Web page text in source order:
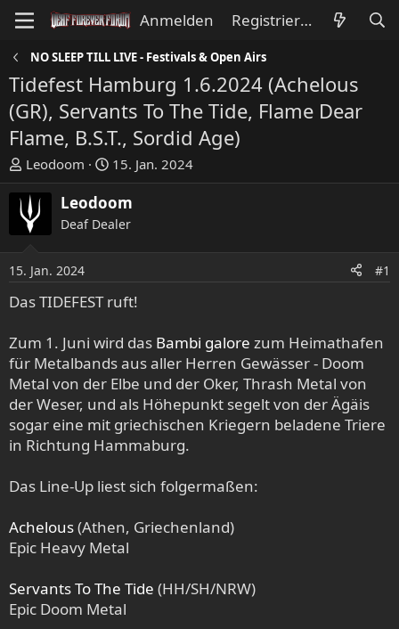
Anmelden Registrieren
NO SLEEP TILL LIVE - Festivals & Open Airs
Tidefest Hamburg 1.6.2024 (Achelous
(GR), Servants To The Tide, Flame Dear
Flame, B.S.T., Sordid Age)
E
r
s
t
e
l
r
Leodoom
E
r
s
t
l
a
15. Jan. 2024
Leodoom
Deaf Dealer
15. Jan. 2024 #1
Das TIDEFEST ruft!
Zum 1. Juni wird das Bambi galore zum Heimathafen
für Metalbands aus aller Herren Gewässer - Doom
Metal von der Elbe und der Oker, Thrash Metal von
der Weser, und als Höhepunkt segelt von der Ägäis
sogar eine mit griechischen Kriegern beladene Triere
in Richtung Hammaburg.
Das Line-Up liest sich folgermaßen:
Achelous(Athen, Griechenland)
Epic Heavy Metal
Servants To The Tide (HH/SH/NRW)
Epic Doom Metal